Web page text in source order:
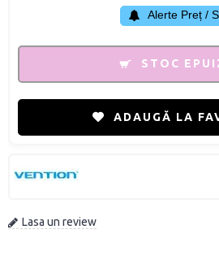
Lasa un review
Alerte Preț /
STOC
ADAUGĂ LA